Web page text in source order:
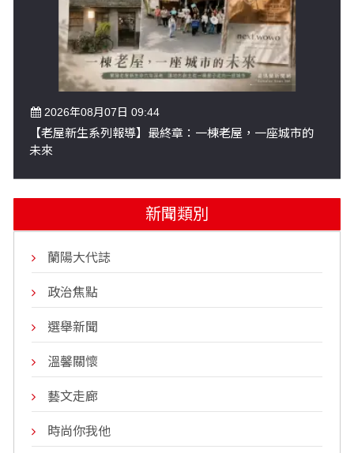
2026年08月07日 09:44
【老屋新生系列報導】最終章：一棟老屋，一座城市的
未來
新聞類別
蘭陽大代誌
政治焦點
選舉新聞
溫馨關懷
藝文走廊
時尚你我他